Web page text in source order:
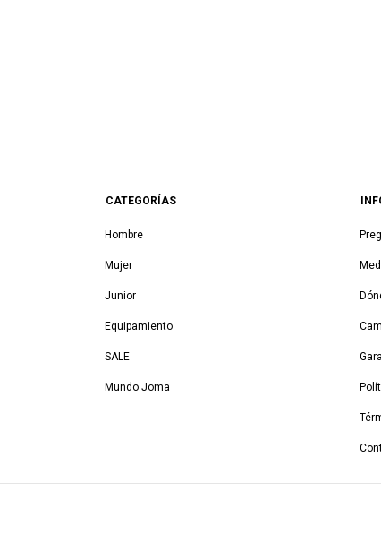
CATEGORÍAS
Hombre
Mujer
Junior
Equipamiento
SALE
Mundo Joma